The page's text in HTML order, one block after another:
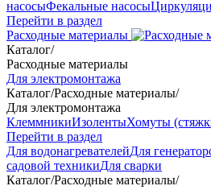
насосыФекальные насосы
Перейти в раздел
Расходные материалы
Каталог/
Расходные материалы
Для электромонтажа
Каталог/Расходные материалы/
Для электромонтажа
КлеммникиИзолентыХомуты
Перейти в раздел
Для водонагревателейДля
садовой техникиДля сварки
Каталог/Расходные материалы/